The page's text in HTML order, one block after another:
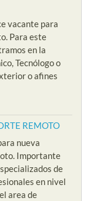
vacante para
Para este
en la
Tecnólogo o
o afines
REMOTO
nueva
Importante
de
en nivel
area de